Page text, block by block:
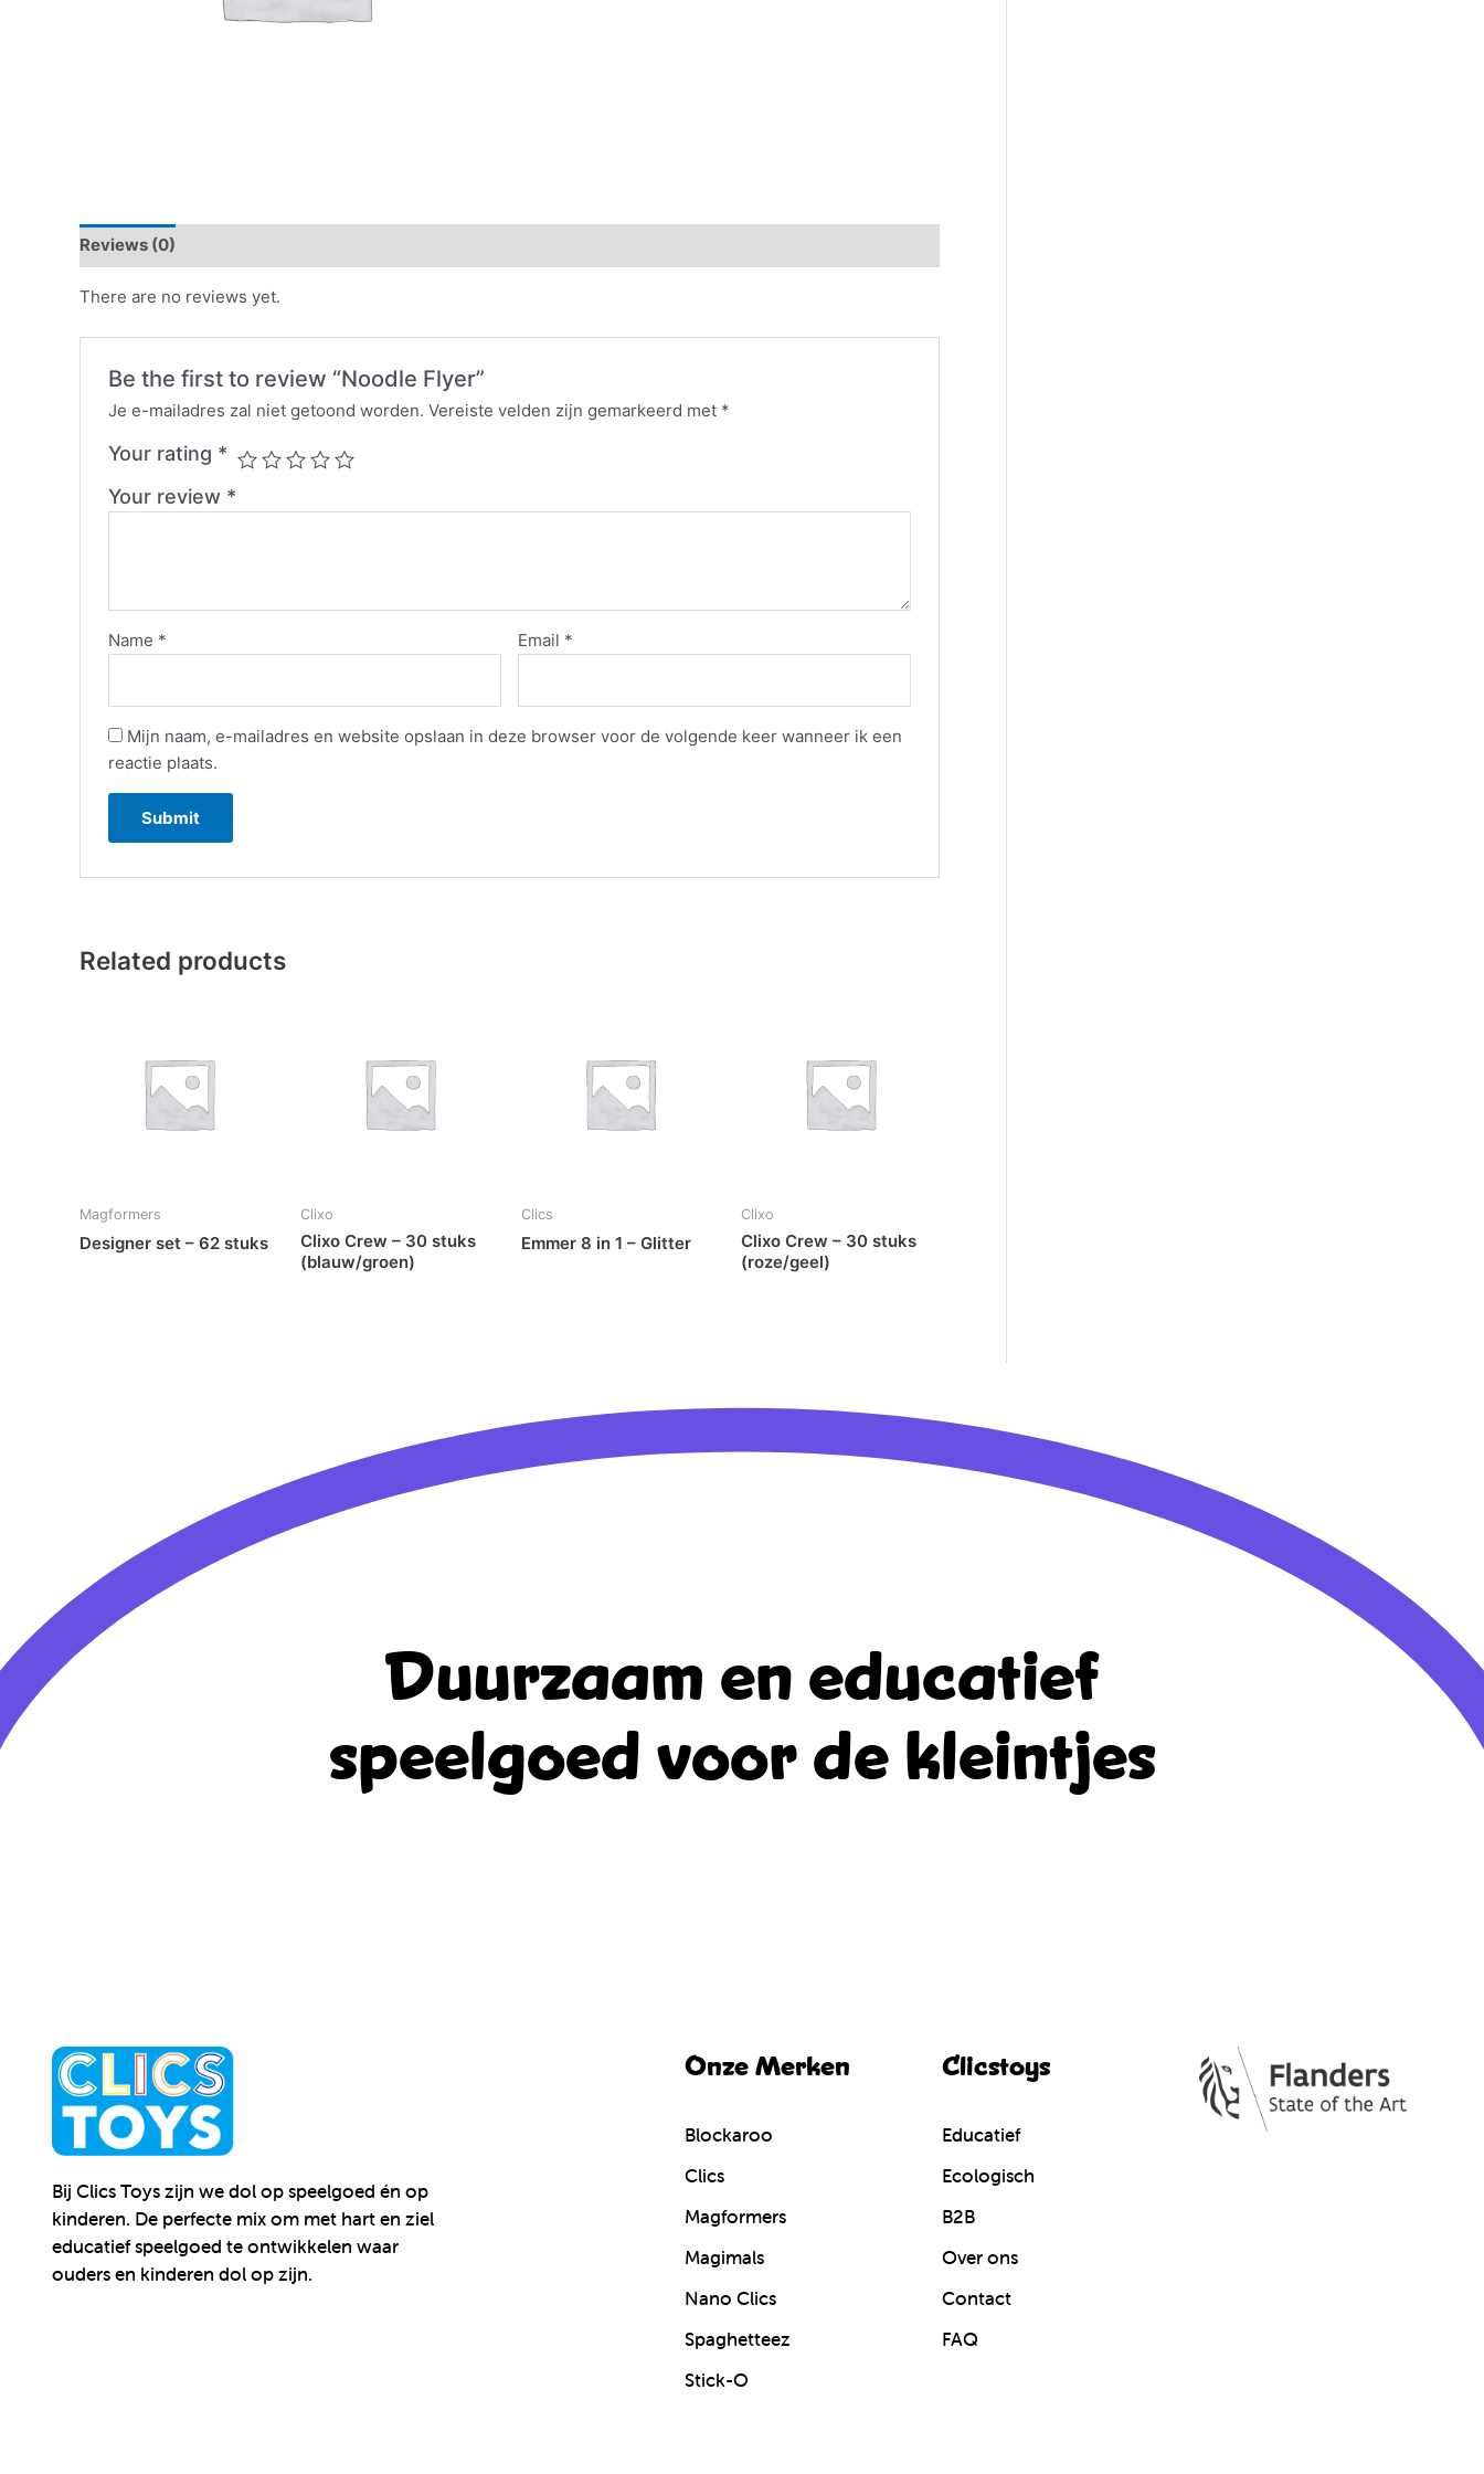
Reviews (0)
There are no reviews yet.
Be the first to review “Noodle Flyer”
Je e-mailadres zal niet getoond worden. Vereiste velden zijn gemarkeerd met *
Your rating *
Your review *
Name * Email *
Mijn naam, e-mailadres en website opslaan in deze browser voor de volgende keer wanneer ik een
reactie plaats.
Related products
Magformers
Designer set – 62 stuks
Clixo
Clixo Crew – 30 stuks
(blauw/groen)
Clics
Emmer 8 in 1 – Glitter
Clixo
Clixo Crew – 30 stuks
(roze/geel)
Duurzaam en educatief
speelgoed voor de kleintjes
Bij Clics Toys zijn we dol op speelgoed én op
kinderen. De perfecte mix om met hart en ziel
educatief speelgoed te ontwikkelen waar
ouders en kinderen dol op zijn.
Onze Merken
Blockaroo
Clics
Magformers
Magimals
Nano Clics
Spaghetteez
Stick-O
Clicstoys
Educatief
Ecologisch
B2B
Over ons
Contact
FAQ